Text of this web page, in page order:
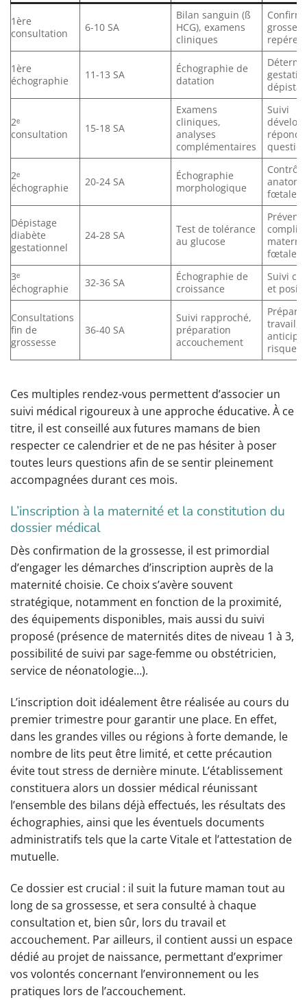
1ère
consultation
6-10 SA
Bilan sanguin (ß
HCG), examens
cliniques
repérer
1ère
échographie
11-13 SA
Échographie de
datation
2ᵉ
consultation
15-18 SA
Examens
cliniques,
analyses
complémentaires
Suivi
2ᵉ
échographie
20-24 SA
Échographie
morphologique
Contrôle
fœtale
Dépistage
diabète
gestationnel
24-28 SA
Test de tolérance
au glucose
Prévenir
fœtales
3ᵉ
échographie
32-36 SA
Échographie de
croissance
Suivi
et
Consultations
fin de
grossesse
36-40 SA
Suivi rapproché,
préparation
accouchement
travail,
risques
Ces multiples rendez-vous permettent d’associer un
suivi médical rigoureux à une approche éducative. À ce
titre, il est conseillé aux futures mamans de bien
respecter ce calendrier et de ne pas hésiter à poser
toutes leurs questions afin de se sentir pleinement
accompagnées durant ces mois.
L’inscription à la maternité et la constitution du
dossier médical
Dès confirmation de la grossesse, il est primordial
d’engager les démarches d’inscription auprès de la
maternité choisie. Ce choix s’avère souvent
stratégique, notamment en fonction de la proximité,
des équipements disponibles, mais aussi du suivi
proposé (présence de maternités dites de niveau 1 à 3,
possibilité de suivi par sage-femme ou obstétricien,
service de néonatologie…).
L’inscription doit idéalement être réalisée au cours du
premier trimestre pour garantir une place. En effet,
dans les grandes villes ou régions à forte demande, le
nombre de lits peut être limité, et cette précaution
évite tout stress de dernière minute. L’établissement
constituera alors un dossier médical réunissant
l’ensemble des bilans déjà effectués, les résultats des
échographies, ainsi que les éventuels documents
administratifs tels que la carte Vitale et l’attestation de
mutuelle.
Ce dossier est crucial : il suit la future maman tout au
long de sa grossesse, et sera consulté à chaque
consultation et, bien sûr, lors du travail et
accouchement. Par ailleurs, il contient aussi un espace
dédié au projet de naissance, permettant d’exprimer
vos volontés concernant l’environnement ou les
pratiques lors de l’accouchement.